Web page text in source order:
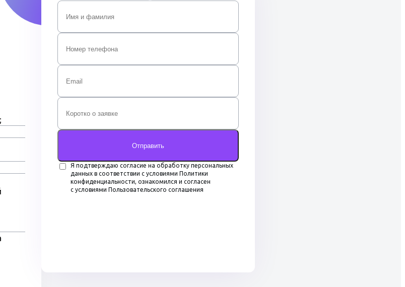
сможете перейдя по
постоянно пополняем их
подготовиться по
Отправить
Я подтверждаю согласие на обработку персональных
данных в соответствии с условиями Политики
конфиденциальности, ознакомился и согласен
с условиями Пользовательского соглашения